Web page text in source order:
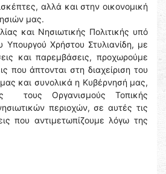
αλλά και στην οικονομική
μας.
και Νησιωτικής Πολιτικής υπό
Υπουργού Χρήστου Στυλιανίδη, με
και παρεμβάσεις, προχωρούμε
που άπτονται στη διαχείριση του
και συνολικά η Κυβέρνησή μας,
τους Οργανισμούς Τοπικής
περιοχών, σε αυτές τις
που αντιμετωπίζουμε λόγω της